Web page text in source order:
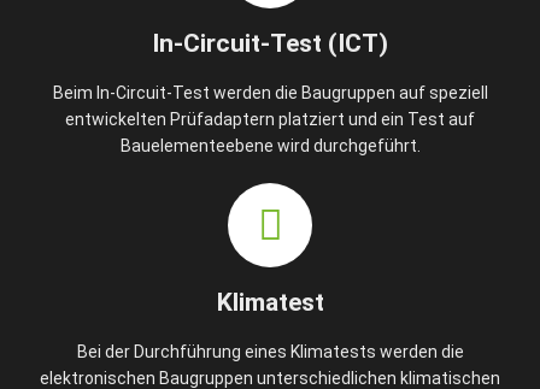
In-Circuit-Test (ICT)
Beim In-Circuit-Test werden die Baugruppen auf speziell
entwickelten Prüfadaptern platziert und ein Test auf
Bauelementeebene wird durchgeführt.
Klimatest
Bei der Durchführung eines Klimatests werden die
elektronischen Baugruppen unterschiedlichen klimatischen